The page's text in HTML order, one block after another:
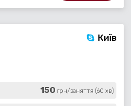
Київ
150 грн/заняття (60 хв)